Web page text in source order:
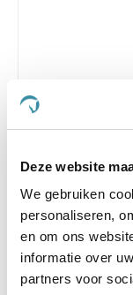
Deze website
We gebruiken
personaliseren,
en om ons
informatie over
partners voor